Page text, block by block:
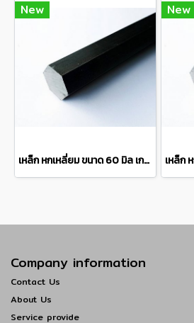
New
เหล็ก หกเหลี่ยม ขนาด 60 มิล เกรด S45C Hexagon steel bar แบ่งขายความยาว 10 เซนติเมตร
New
Company information
Contact Us
About Us
Service provide